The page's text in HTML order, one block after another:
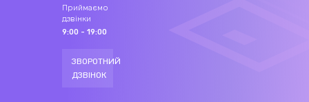
Приймаємо
дзвінки
9:00 - 19:00
ЗВОРОТНИЙ
ДЗВІНОК